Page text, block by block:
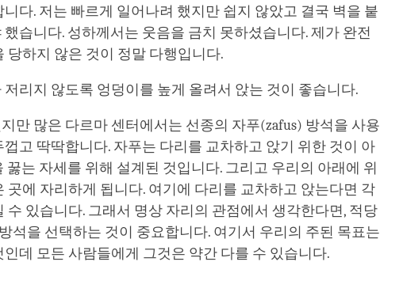
다. 저는 빠르게 일어나려 했지만 쉽지 않았고 결국 벽을 붙
습니다. 성하께서는 웃음을 금치 못하셨습니다. 제가 완전
당하지 않은 것이 정말 다행입니다.
리지 않도록 엉덩이를 높게 올려서 앉는 것이 좋습니다.
만 많은 다르마 센터에서는 선종의 자푸(zafus) 방석을 사용
고 딱딱합니다. 자푸는 다리를 교차하고 앉기 위한 것이 아
꿇는 자세를 위해 설계된 것입니다. 그리고 우리의 아래에 위
곳에 자리하게 됩니다. 여기에 다리를 교차하고 앉는다면 각
수 있습니다. 그래서 명상 자리의 관점에서 생각한다면, 적당
석을 선택하는 것이 중요합니다. 여기서 우리의 주된 목표는
데 모든 사람들에게 그것은 약간 다를 수 있습니다.